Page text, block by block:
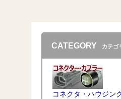
CATEGORY カテゴ
コネクタ・ハウジン